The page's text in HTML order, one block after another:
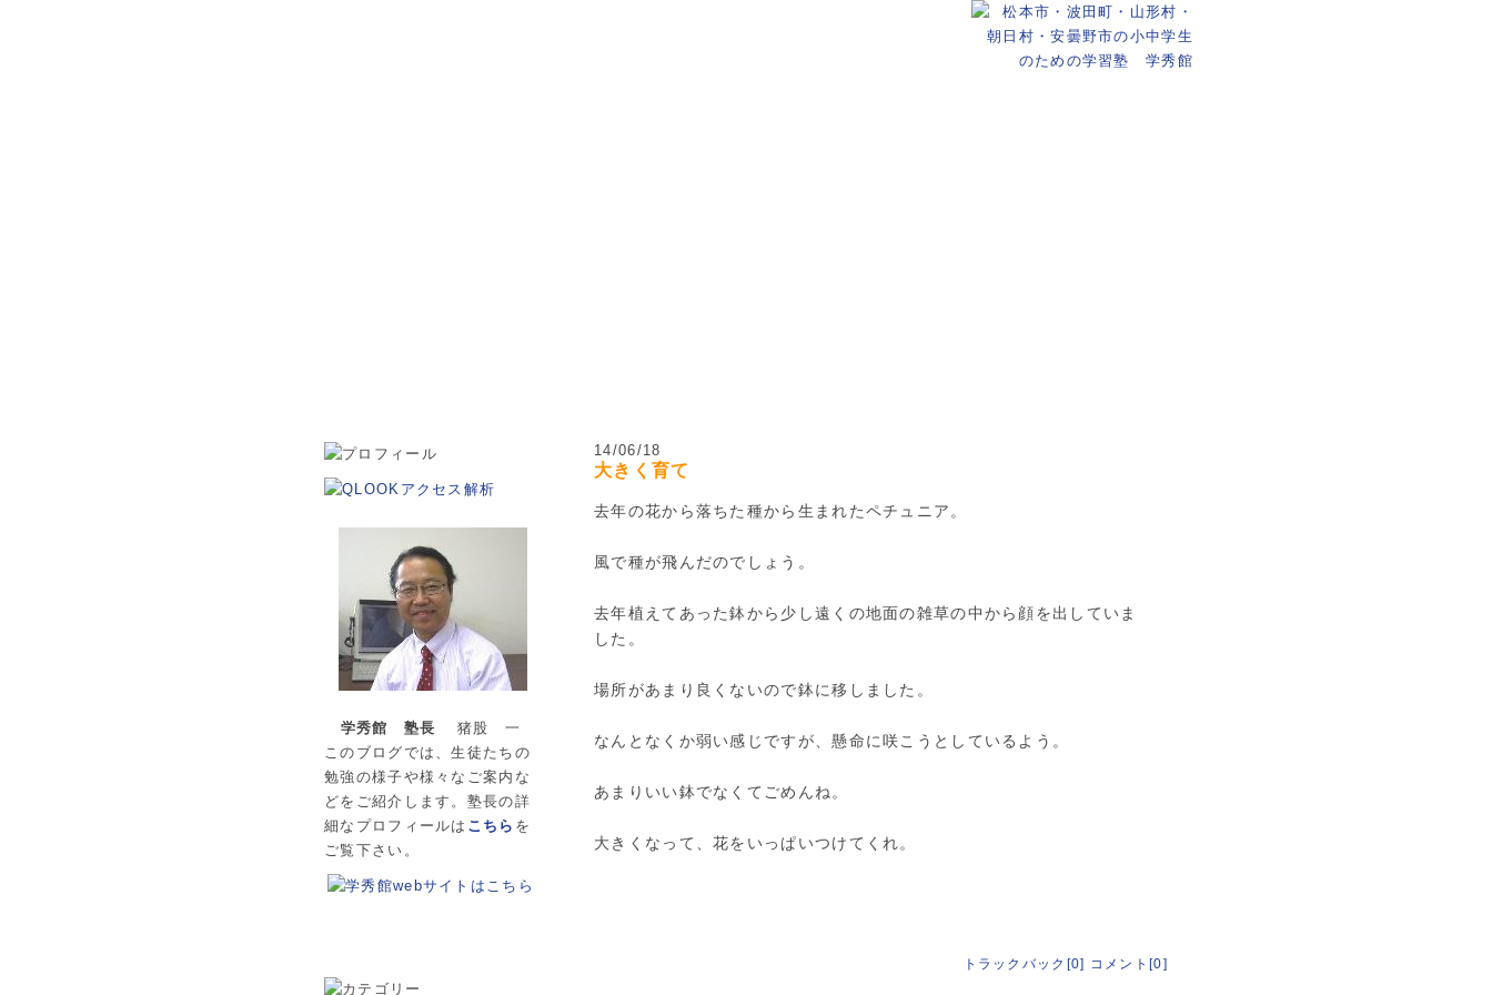
14/06/18
大きく育て
去年の花から落ちた種から生まれたペチュニア。
風で種が飛んだのでしょう。
去年植えてあった鉢から少し遠くの地面の雑草の中から顔を出していま
した。
場所があまり良くないので鉢に移しました。
なんとなくか弱い感じですが、懸命に咲こうとしているよう。
あまりいい鉢でなくてごめんね。
大きくなって、花をいっぱいつけてくれ。
トラックバック[0] コメント[0]
学秀館 塾長 猪股 一
このブログでは、生徒たちの
勉強の様子や様々なご案内な
どをご紹介します。塾長の詳
細なプロフィールは こちら を
ご覧下さい。